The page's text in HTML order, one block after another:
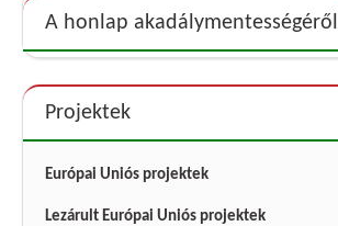
A honlap akadálymentességéről
Projektek
Európai Uniós projektek
Lezárult Európai Uniós projektek